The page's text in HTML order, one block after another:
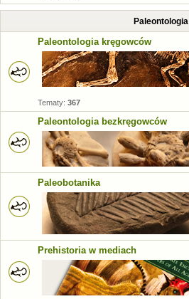
Paleontologia
Paleontologia kręgowców
Tematy: 367
Paleontologia bezkręgowców
Paleobotanika
Prehistoria w mediach